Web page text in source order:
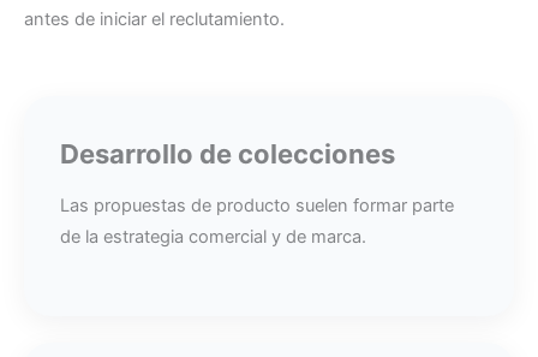
antes de iniciar el reclutamiento.
Desarrollo de colecciones
Las propuestas de producto suelen formar parte
de la estrategia comercial y de marca.